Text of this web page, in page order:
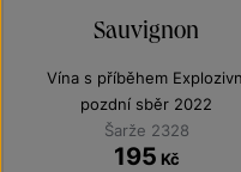
Sauvignon
Vína s příběhem
Sauvignony
pozdní sběr 2022
Šarže 2328
195 Kč